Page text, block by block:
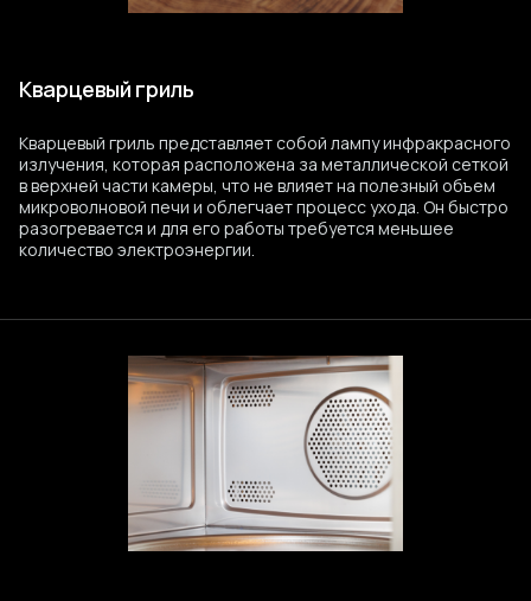
Кварцевый гриль
Кварцевый гриль представляет собой лампу инфракрасного
излучения, которая расположена за металлической сеткой
в верхней части камеры, что не влияет на полезный объем
микроволновой печи и облегчает процесс ухода. Он быстро
разогревается и для его работы требуется меньшее
количество электроэнергии.